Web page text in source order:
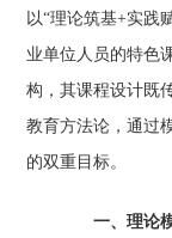
以“理论筑基+实践
业单位人员的特色
构，其课程设计既
教育方法论，通过
的双重目标。
一、理论